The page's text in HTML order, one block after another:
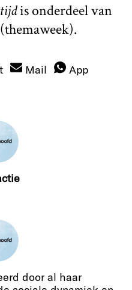
is onderdeel van
(themaweek).
Mail App
door al haar